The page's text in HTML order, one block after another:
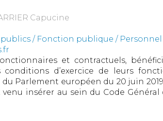
Capucine
publics / Fonction publique /
et contractuels,
conditions d’exercice de leurs
du Parlement européen du 20 juin
venu insérer au sein du Code